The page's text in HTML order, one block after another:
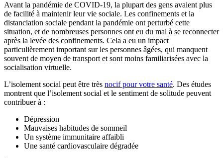
Avant la pandémie de COVID-19, la plupart des gens avaient plus
de facilité à maintenir leur vie sociale. Les confinements et la
distanciation sociale pendant la pandémie ont perturbé cette
situation, et de nombreuses personnes ont eu du mal à se reconnecter
après la levée des confinements. Cela a eu un impact
particulièrement important sur les personnes âgées, qui manquent
souvent de moyen de transport et sont moins familiarisées avec la
socialisation virtuelle.
L’isolement social peut être très nocif pour votre santé. Des études
montrent que l’isolement social et le sentiment de solitude peuvent
contribuer à :
Dépression
Mauvaises habitudes de sommeil
Un système immunitaire affaibli
Une santé cardiovasculaire dégradée